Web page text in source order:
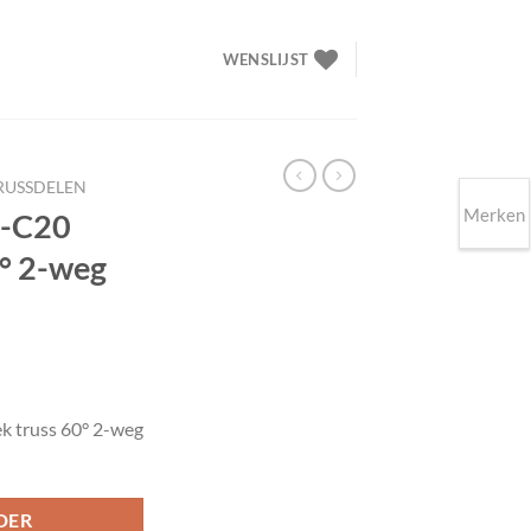
WENSLIJST
C20
2-weg
truss 60° 2-weg
Merken